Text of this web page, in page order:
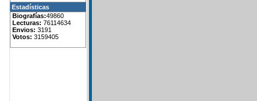
Estadísticas
Biografías:49860
Lecturas: 76114634
Envios: 3191
Votos: 3159405